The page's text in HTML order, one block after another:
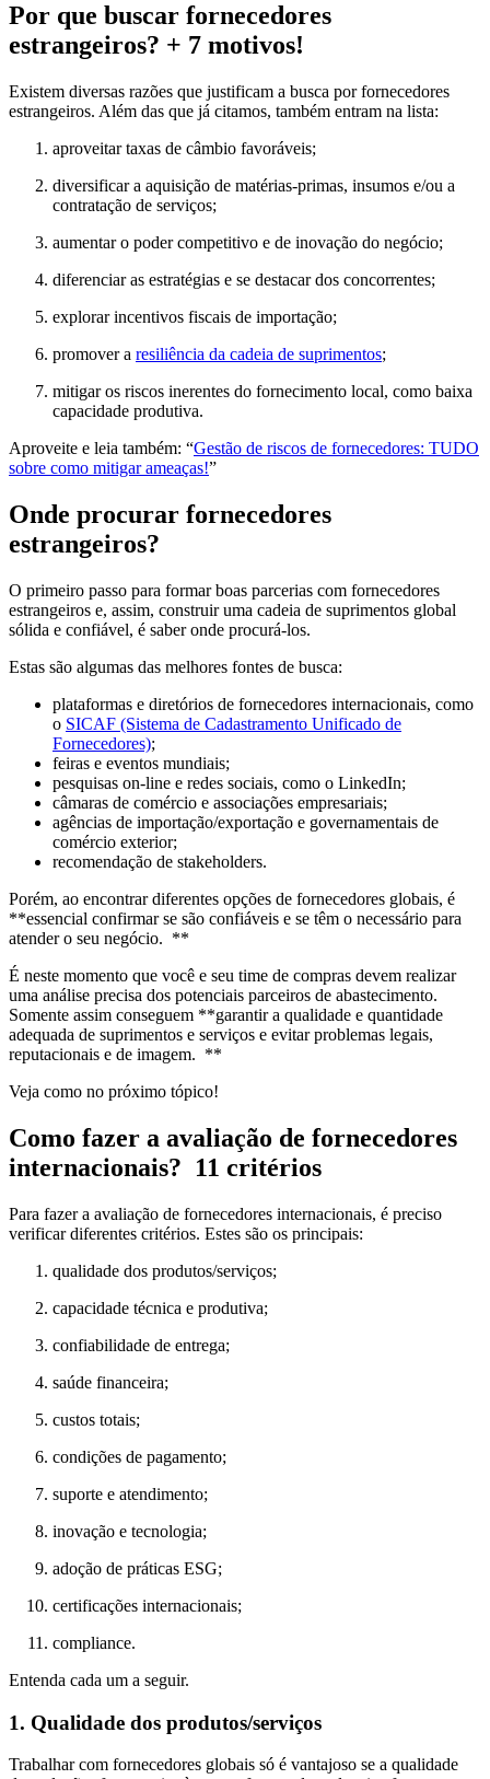
Por que buscar fornecedores
estrangeiros? + 7 motivos!
Existem diversas razões que justificam a busca por fornecedores
estrangeiros. Além das que já citamos, também entram na lista:
aproveitar taxas de câmbio favoráveis;
diversificar a aquisição de matérias-primas, insumos e/ou a
contratação de serviços;
aumentar o poder competitivo e de inovação do negócio;
diferenciar as estratégias e se destacar dos concorrentes;
explorar incentivos fiscais de importação;
promover a resiliência da cadeia de suprimentos;
mitigar os riscos inerentes do fornecimento local, como baixa
capacidade produtiva.
Aproveite e leia também: “Gestão de riscos de fornecedores: TUDO
sobre como mitigar ameaças!”
Onde procurar fornecedores
estrangeiros?
O primeiro passo para formar boas parcerias com fornecedores
estrangeiros e, assim, construir uma cadeia de suprimentos global
sólida e confiável, é saber onde procurá-los.
Estas são algumas das melhores fontes de busca:
plataformas e diretórios de fornecedores internacionais, como
o SICAF (Sistema de Cadastramento Unificado de
Fornecedores);
feiras e eventos mundiais;
pesquisas on-line e redes sociais, como o LinkedIn;
câmaras de comércio e associações empresariais;
agências de importação/exportação e governamentais de
comércio exterior;
recomendação de stakeholders.
Porém, ao encontrar diferentes opções de fornecedores globais, é
**essencial confirmar se são confiáveis e se têm o necessário para
atender o seu negócio. **
É neste momento que você e seu time de compras devem realizar
uma análise precisa dos potenciais parceiros de abastecimento.
Somente assim conseguem **garantir a qualidade e quantidade
adequada de suprimentos e serviços e evitar problemas legais,
reputacionais e de imagem. **
Veja como no próximo tópico!
Como fazer a avaliação de fornecedores
internacionais? 11 critérios
Para fazer a avaliação de fornecedores internacionais, é preciso
verificar diferentes critérios. Estes são os principais:
qualidade dos produtos/serviços;
capacidade técnica e produtiva;
confiabilidade de entrega;
saúde financeira;
custos totais;
condições de pagamento;
suporte e atendimento;
inovação e tecnologia;
adoção de práticas ESG;
certificações internacionais;
compliance.
Entenda cada um a seguir.
1. Qualidade dos produtos/serviços
Trabalhar com fornecedores globais só é vantajoso se a qualidade